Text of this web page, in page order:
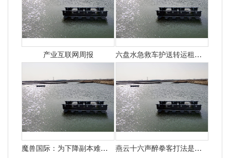
产业互联网周报 六盘水急救车护送转运租赁收费价目表-正规救护车出租最新排名一览
魔兽国际：为下降副本难度暴雪决议添加怪物50%血量 燕云十六声醉拳客打法是什么 悄悄告知你燕云十六声怎样打醉拳客